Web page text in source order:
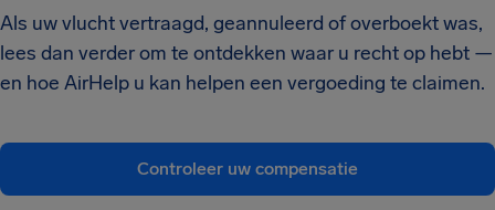
Als uw vlucht vertraagd, geannuleerd of overboekt was,
lees dan verder om te ontdekken waar u recht op hebt —
en hoe AirHelp u kan helpen een vergoeding te claimen.
Controleer uw compensatie